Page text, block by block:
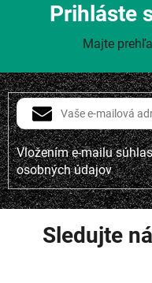
Vložením e-mailu
osobných údajov
Prihláste
Majte
Sledujte